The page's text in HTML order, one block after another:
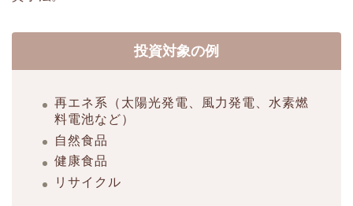
投資対象の例
再エネ系（太陽光発電、風力発電、水素燃
料電池など）
自然食品
健康食品
リサイクル